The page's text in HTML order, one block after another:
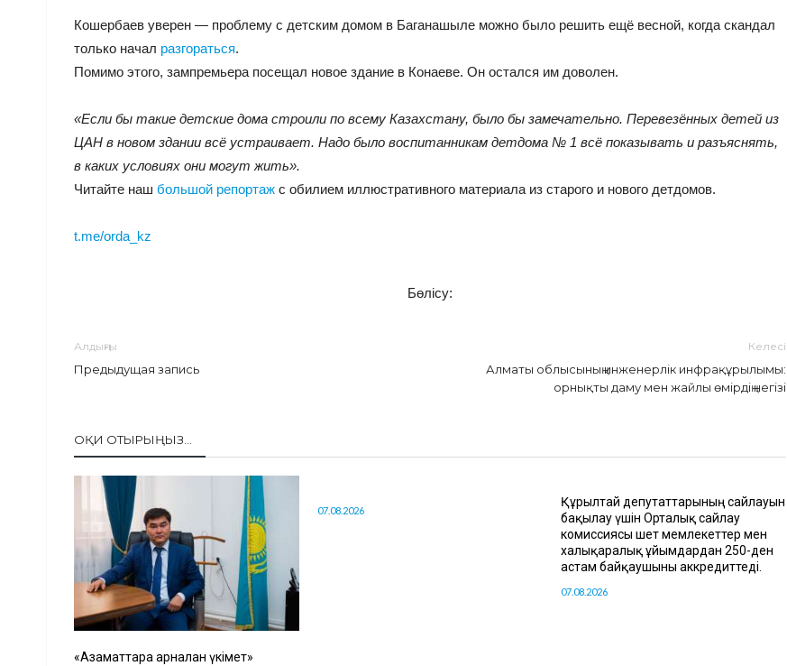
Кошербаев уверен — проблему с детским домом в Баганашыле можно было решить ещё весной, когда скандал
только начал разгораться.
Помимо этого, зампремьера посещал новое здание в Конаеве. Он остался им доволен.
«Если бы такие детские дома строили по всему Казахстану, было бы замечательно. Перевезённых детей из
ЦАН в новом здании всё устраивает. Надо было воспитанникам детдома № 1 всё показывать и разъяснять,
в каких условиях они могут жить».
Читайте наш большой репортаж с обилием иллюстративного материала из старого и нового детдомов.
t.me/orda_kz
Бөлісу:
Алдыңғы
Предыдущая запись
Келесі
Алматы облысының инженерлік инфрақұрылымы:
орнықты даму мен жайлы өмірдің негізі
ОҚИ ОТЫРЫҢЫЗ...
«Азаматтарға арналған үкімет»
07.08.2026
Құрылтай депутаттарының сайлауын
бақылау үшін Орталық сайлау
комиссиясы шет мемлекеттер мен
халықаралық ұйымдардан 250-ден
астам байқаушыны аккредиттеді.
07.08.2026